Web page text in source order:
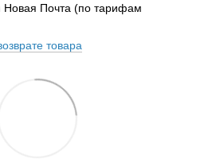
Новая Почта (по тарифам
товара